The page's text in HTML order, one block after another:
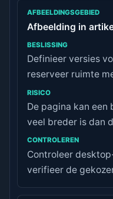
Afbeelding in
Definieer versies
reserveer ruimte
De pagina kan
veel breder is dan
Controleer
verifieer de